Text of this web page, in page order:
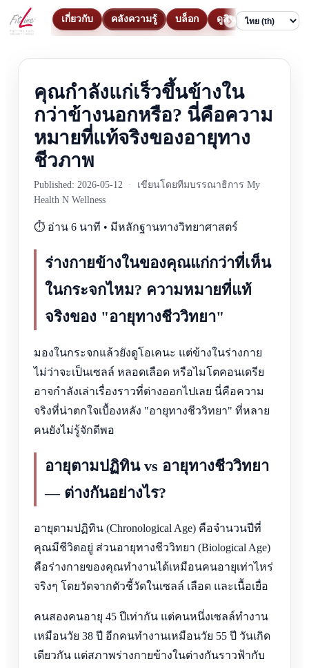
เกี่ยวกับ คลังความรู้ บล็อก ดูสินค้า
ติดต่อ
Language
คุณกำลังแก่เร็วขึ้นข้างใน
กว่าข้างนอกหรือ? นี่คือความ
หมายที่แท้จริงของอายุทาง
ชีวภาพ
Published: 2026-05-12 ·
เขียนโดยทีมบรรณาธิการ My
Health N Wellness
⏱️ อ่าน 6 นาที • มีหลักฐานทางวิทยาศาสตร์
ร่างกายข้างในของคุณแก่กว่าที่เห็น
ในกระจกไหม? ความหมายที่แท้
จริงของ "อายุทางชีววิทยา"
มองในกระจกแล้วยังดูโอเคนะ แต่ข้างในร่างกาย
ไม่ว่าจะเป็นเซลล์ หลอดเลือด หรือไมโตคอนเดรีย
อาจกำลังเล่าเรื่องราวที่ต่างออกไปเลย นี่คือความ
จริงที่น่าตกใจเบื้องหลัง "อายุทางชีววิทยา" ที่หลาย
คนยังไม่รู้จักดีพอ
อายุตามปฏิทิน vs อายุทางชีววิทยา
— ต่างกันอย่างไร?
อายุตามปฏิทิน (Chronological Age) คือจำนวนปีที่
คุณมีชีวิตอยู่ ส่วนอายุทางชีววิทยา (Biological Age)
คือร่างกายของคุณทำงานได้เหมือนคนอายุเท่าไหร่
จริงๆ โดยวัดจากตัวชี้วัดในเซลล์ เลือด และเนื้อเยื่อ
คนสองคนอายุ 45 ปีเท่ากัน แต่คนหนึ่งเซลล์ทำงาน
เหมือนวัย 38 ปี อีกคนทำงานเหมือนวัย 55 ปี วันเกิด
เดียวกัน แต่สภาพร่างกายข้างในต่างกันราวฟ้ากับ